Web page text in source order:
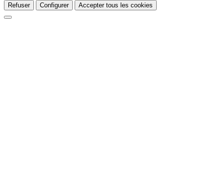
Refuser Configurer Accepter tous les cookies